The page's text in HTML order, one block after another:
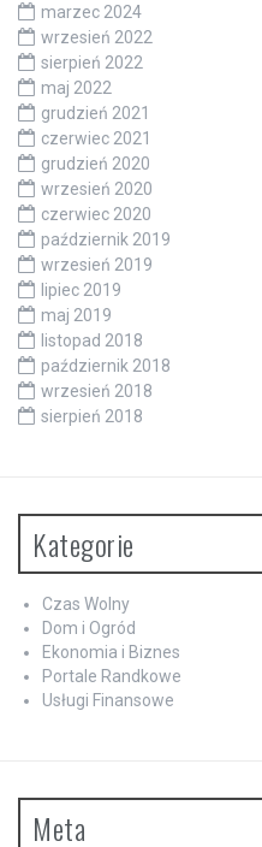
marzec 2024
wrzesień 2022
sierpień 2022
maj 2022
grudzień 2021
czerwiec 2021
grudzień 2020
wrzesień 2020
czerwiec 2020
październik 2019
wrzesień 2019
lipiec 2019
maj 2019
listopad 2018
październik 2018
wrzesień 2018
sierpień 2018
Kategorie
Czas Wolny
Dom i Ogród
Ekonomia i Biznes
Portale Randkowe
Usługi Finansowe
Meta